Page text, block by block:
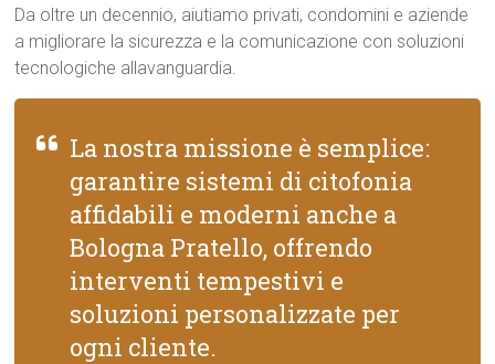
Da oltre un decennio, aiutiamo privati, condomini e aziende
a migliorare la sicurezza e la comunicazione con soluzioni
tecnologiche allavanguardia.
La nostra missione è semplice:
garantire sistemi di citofonia
affidabili e moderni anche a
Bologna Pratello, offrendo
interventi tempestivi e
soluzioni personalizzate per
ogni cliente.